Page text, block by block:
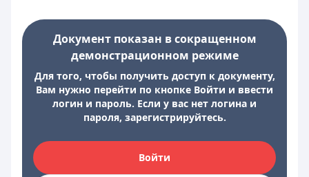
Документ показан в сокращенном
демонстрационном режиме
Для того, чтобы получить доступ к документу,
Вам нужно перейти по кнопке Войти и ввести
логин и пароль. Если у вас нет логина и
пароля, зарегистрируйтесь.
Войти